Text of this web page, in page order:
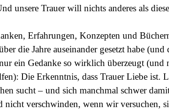
unsere Trauer will nichts anderes als
Erfahrungen, Konzepten und
die Jahre auseinander gesetzt habe (und
ein Gedanke so wirklich überzeugt (und
Die Erkenntnis, dass Trauer Liebe ist.
sucht – und sich manchmal schwer
nicht verschwinden, wenn wir versuchen,